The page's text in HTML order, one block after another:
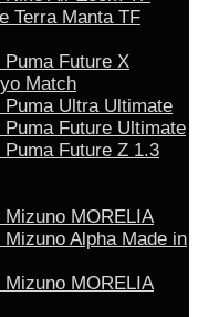
Terra Manta TF
Puma Future X
Match
Puma Ultra Ultimate
Puma Future Ultimate
Puma Future Z 1.3
Mizuno MORELIA
Mizuno Alpha Made in
Mizuno MORELIA